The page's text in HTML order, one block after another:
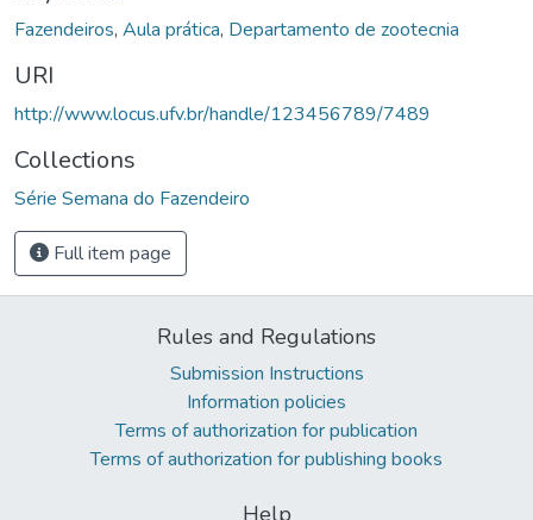
Fazendeiros, Aula prática, Departamento de zootecnia
URI
http://www.locus.ufv.br/handle/123456789/7489
Collections
Série Semana do Fazendeiro
Full item page
Rules and Regulations
Submission Instructions
Information policies
Terms of authorization for publication
Terms of authorization for publishing books
Help